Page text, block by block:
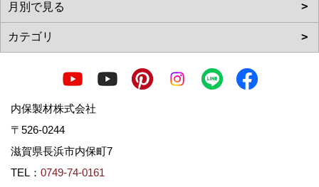
内保製材株式会社
〒526-0244
滋賀県長浜市内保町7
TEL： 0749-74-0161